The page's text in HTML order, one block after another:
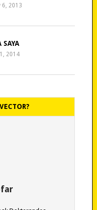
6, 2013
SAYA
2014